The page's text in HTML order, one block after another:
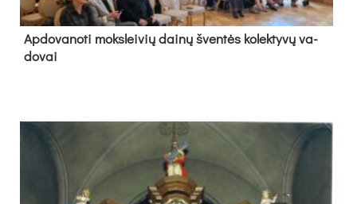
Ap­do­va­no­ti moks­lei­vių dai­nų šven­tės ko­lek­ty­vų va­
do­vai